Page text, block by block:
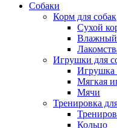
Собаки
Корм для собак
Сухой
Игрушки для
Игрушка
Мягкая
Мячи
Тренировка
Кольцо